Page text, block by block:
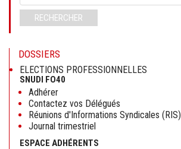
clés
RECHERCHER
DOSSIERS
ELECTIONS PROFESSIONNELLES
SNUDI FO40
Adhérer
Contactez vos Délégués
Réunions d'Informations Syndicales (RIS)
Journal trimestriel
ESPACE ADHÉRENTS